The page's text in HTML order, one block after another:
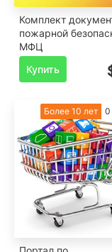
Комплект
пожарной
МФЦ
Купить
Более 10 лет 0